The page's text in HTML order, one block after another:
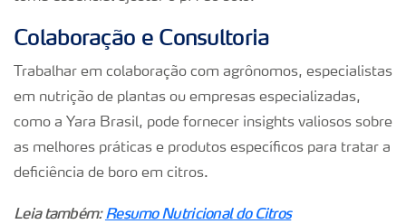
Colaboração e Consultoria
Trabalhar em colaboração com agrônomos, especialistas
em nutrição de plantas ou empresas especializadas,
como a Yara Brasil, pode fornecer insights valiosos sobre
as melhores práticas e produtos específicos para tratar a
deficiência de boro em citros.
Leia também:Resumo Nutricional do Citros